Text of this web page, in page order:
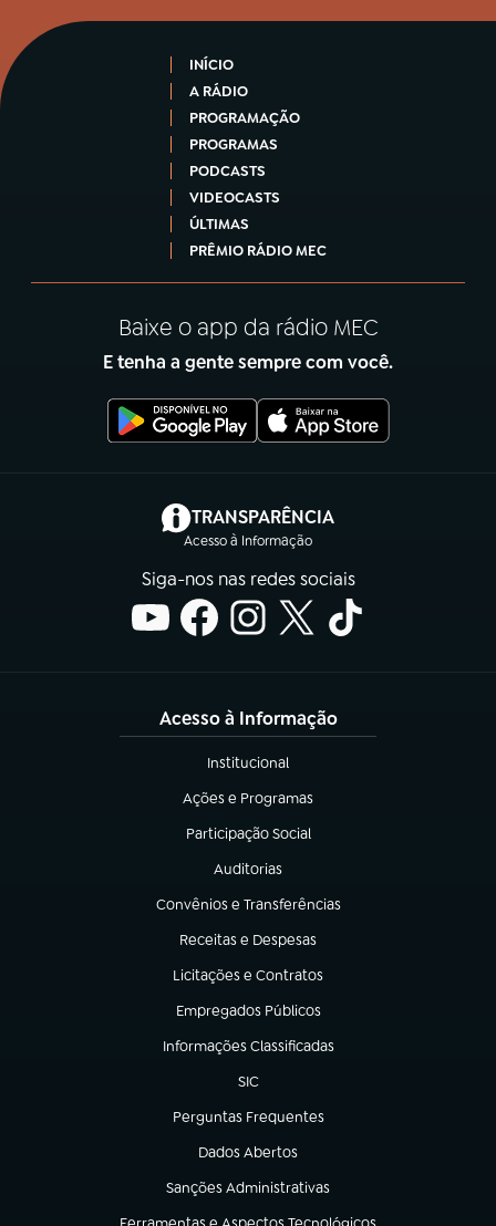
INÍCIO
A RÁDIO
PROGRAMAÇÃO
PROGRAMAS
PODCASTS
VIDEOCASTS
ÚLTIMAS
PRÊMIO RÁDIO MEC
Baixe o app da rádio MEC
E tenha a gente sempre com você.
TRANSPARÊNCIA
Acesso à Informação
(abre em nova aba)
Siga-nos nas redes sociais
Acesso à Informação
Institucional
(abre em nova aba)
Ações e Programas
(abre em nova aba)
Participação Social
(abre em nova aba)
Auditorias
(abre em nova aba)
Convênios e Transferências
(abre em nova aba)
Receitas e Despesas
(abre em nova aba)
Licitações e Contratos
(abre em nova aba)
Empregados Públicos
(abre em nova aba)
Informações Classificadas
(abre em nova aba)
SIC
(abre em nova aba)
Perguntas Frequentes
(abre em nova aba)
Dados Abertos
(abre em nova aba)
Sanções Administrativas
(abre em nova aba)